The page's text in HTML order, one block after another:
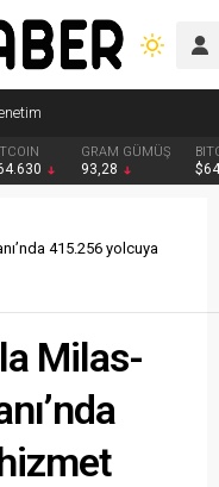
GRAM GÜMÜŞ
93,28
415.256 yolcuya
Milas-